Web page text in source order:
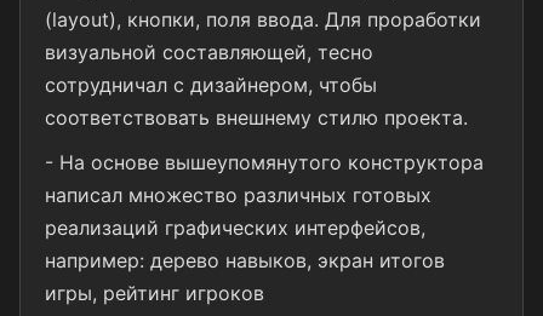
(layout), кнопки, поля ввода. Для проработки
визуальной составляющей, тесно
сотрудничал с дизайнером, чтобы
соответствовать внешнему стилю проекта.
- На основе вышеупомянутого конструктора
написал множество различных готовых
реализаций графических интерфейсов,
например: дерево навыков, экран итогов
игры, рейтинг игроков